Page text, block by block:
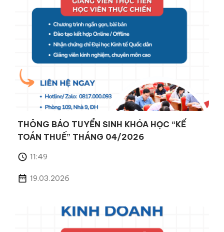
THÔNG BÁO TUYỂN SINH KHÓA HỌC “KẾ
TOÁN THUẾ” THÁNG 04/2026
11:49
19.03.2026